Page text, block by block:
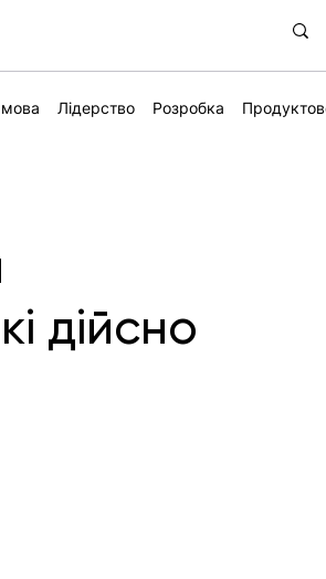
Лідерство Розробка
дійсно